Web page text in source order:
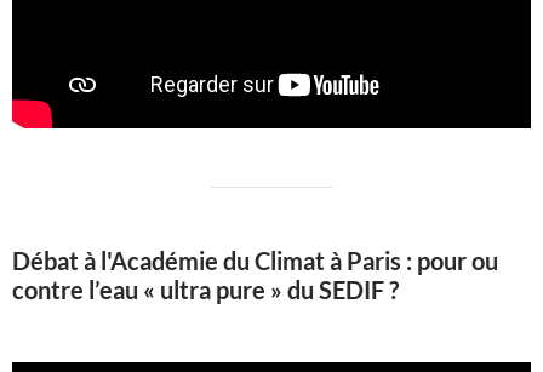
Débat à l'Académie du Climat à Paris : pour ou
contre l’eau « ultra pure » du SEDIF ?